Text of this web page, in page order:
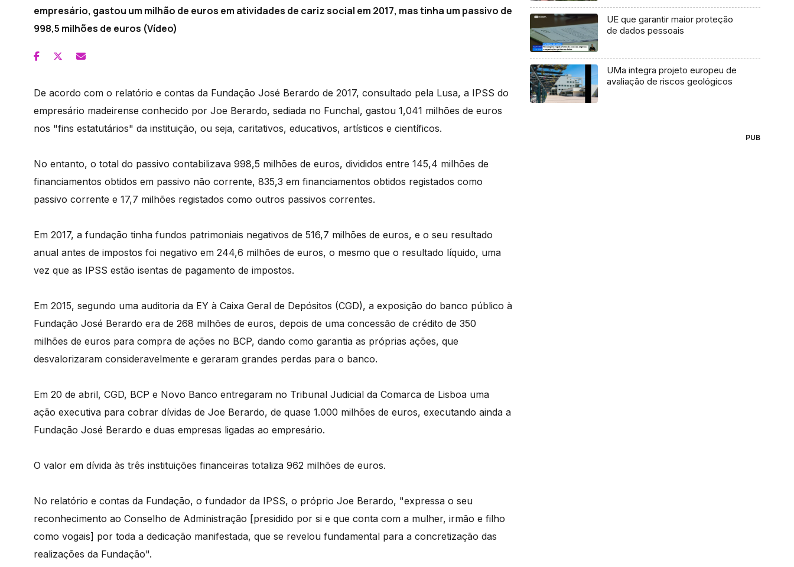
empresário, gastou um milhão de euros em atividades de cariz social em 2017, mas tinha um passivo de
998,5 milhões de euros (Vídeo)
De acordo com o relatório e contas da Fundação José Berardo de 2017, consultado pela Lusa, a IPSS do
empresário madeirense conhecido por Joe Berardo, sediada no Funchal, gastou 1,041 milhões de euros
nos "fins estatutários" da instituição, ou seja, caritativos, educativos, artísticos e científicos.
No entanto, o total do passivo contabilizava 998,5 milhões de euros, divididos entre 145,4 milhões de
financiamentos obtidos em passivo não corrente, 835,3 em financiamentos obtidos registados como
passivo corrente e 17,7 milhões registados como outros passivos correntes.
Em 2017, a fundação tinha fundos patrimoniais negativos de 516,7 milhões de euros, e o seu resultado
anual antes de impostos foi negativo em 244,6 milhões de euros, o mesmo que o resultado líquido, uma
vez que as IPSS estão isentas de pagamento de impostos.
Em 2015, segundo uma auditoria da EY à Caixa Geral de Depósitos (CGD), a exposição do banco público à
Fundação José Berardo era de 268 milhões de euros, depois de uma concessão de crédito de 350
milhões de euros para compra de ações no BCP, dando como garantia as próprias ações, que
desvalorizaram consideravelmente e geraram grandes perdas para o banco.
Em 20 de abril, CGD, BCP e Novo Banco entregaram no Tribunal Judicial da Comarca de Lisboa uma
ação executiva para cobrar dívidas de Joe Berardo, de quase 1.000 milhões de euros, executando ainda a
Fundação José Berardo e duas empresas ligadas ao empresário.
O valor em dívida às três instituições financeiras totaliza 962 milhões de euros.
No relatório e contas da Fundação, o fundador da IPSS, o próprio Joe Berardo, "expressa o seu
reconhecimento ao Conselho de Administração [presidido por si e que conta com a mulher, irmão e filho
como vogais] por toda a dedicação manifestada, que se revelou fundamental para a concretização das
realizações da Fundação".
UE que garantir maior proteção
de dados pessoais
UMa integra projeto europeu de
avaliação de riscos geológicos
PUB